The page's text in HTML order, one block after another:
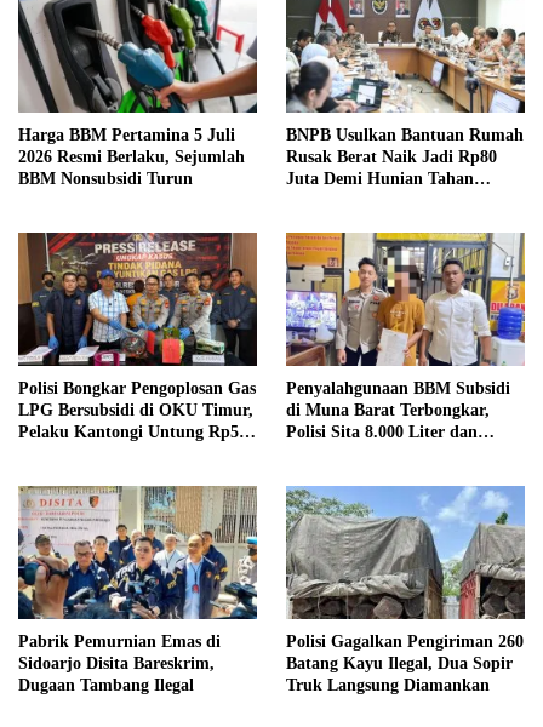
Harga BBM Pertamina 5 Juli
2026 Resmi Berlaku, Sejumlah
BBM Nonsubsidi Turun
BNPB Usulkan Bantuan Rumah
Rusak Berat Naik Jadi Rp80
Juta Demi Hunian Tahan
Polisi Bongkar Pengoplosan Gas
LPG Bersubsidi di OKU Timur,
Pelaku Kantongi Untung Rp50
Penyalahgunaan BBM Subsidi
di Muna Barat Terbongkar,
Polisi Sita 8.000 Liter dan
Pabrik Pemurnian Emas di
Sidoarjo Disita Bareskrim,
Dugaan Tambang Ilegal
Polisi Gagalkan Pengiriman 260
Batang Kayu Ilegal, Dua Sopir
Truk Langsung Diamankan